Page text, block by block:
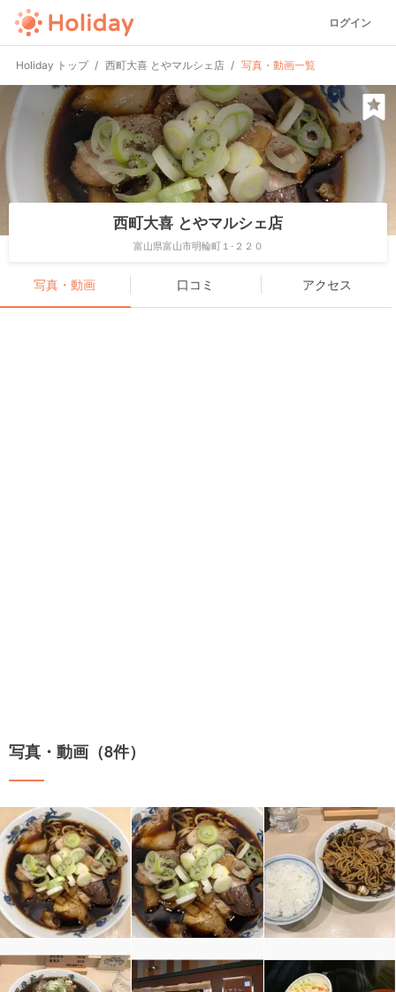
ログイン
Holiday トップ 西町大喜 とやマルシェ店 写真・動画一覧
西町大喜 とやマルシェ店
富山県富山市明輪町１-２２０
写真・動画 口コミ アクセス
写真・動画（8件）